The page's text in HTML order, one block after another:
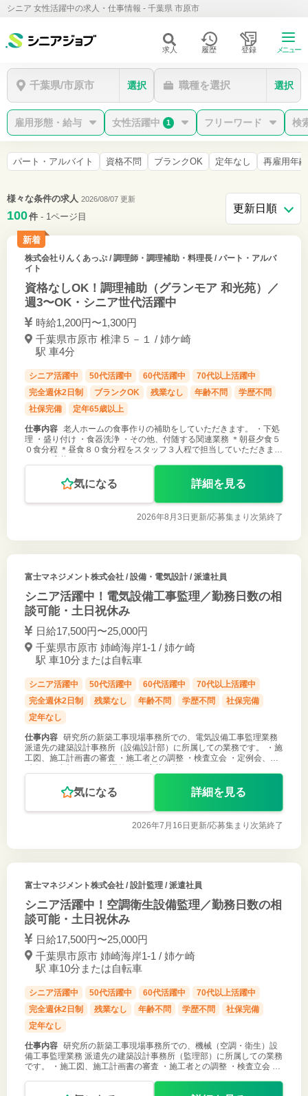
シニア 女性活躍中の求人・仕事情報 - 千葉県 市原市
求人 履歴 登録 メニュー
千葉県/市原市 選択 職種を選択 選択
雇用形態・給与 女性活躍中 1 フリーワード 検
パート・アルバイト 資格不問 ブランクOK 定年なし 再雇用年
様々な条件の求人 2026/08/07 更新
100件 - 1ページ目
新着
株式会社りんくあっぷ/ 調理師・調理補助・料理長 / パート・アルバ
イト
資格なしOK！調理補助（グランモア 和光苑）／
週3〜OK・シニア世代活躍中
時給1,200円〜1,300円
千葉県市原市 椎津５－１ / 姉ケ崎
駅 車4分
シニア活躍中 50代活躍中 60代活躍中
70代以上活躍中
完全週休2日制
ブランクOK 残業なし 年齢不問
学歴不問
社保完備
定年65歳以上
仕事内容 老人ホームの食事作りの補助をしていただきます。 ・下処
理 ・盛り付け ・食器洗浄 ・その他、付随する関連業務 ＊朝昼夕食５
０食分程 ＊昼食８０食分程をスタッフ３人程で担当していただきま
気になる 詳細を見る
2026年8月3日更新/応募集まり次第終了
富士マネジメント株式会社/ 設備・電気設計 / 派遣社員
シニア活躍中！電気設備工事監理／勤務日数の相
談可能・土日祝休み
日給17,500円〜25,000円
千葉県市原市 姉崎海岸1-1 / 姉ケ崎
駅 車10分または自転車
シニア活躍中 50代活躍中 60代活躍中
70代以上活躍中
完全週休2日制
残業なし 年齢不問 学歴不問
社保完備
定年なし
仕事内容 研究所の新築工事現場事務所での、電気設備工事監理業務
派遣先の建築設計事務所（設備設計部）に所属しての業務です。 ・施
工図、施工計画書の審査 ・施工者との調整 ・検査立会 ・定例会、分
科会への参加 ・収まり調整 等 ご応募お待ちしております！
気になる 詳細を見る
2026年7月16日更新/応募集まり次第終了
富士マネジメント株式会社/ 設計監理 / 派遣社員
シニア活躍中！空調衛生設備監理／勤務日数の相
談可能・土日祝休み
日給17,500円〜25,000円
千葉県市原市 姉崎海岸1-1 / 姉ケ崎
駅 車10分または自転車
シニア活躍中 50代活躍中 60代活躍中
70代以上活躍中
完全週休2日制
残業なし 年齢不問 学歴不問
社保完備
定年なし
仕事内容 研究所の新築工事現場事務所での、機械（空調・衛生）設
備工事監理業務 派遣先の建築設計事務所（監理部）に所属しての業務
です。 ・施工図、施工計画書の審査 ・施工者との調整 ・検査立会 ・